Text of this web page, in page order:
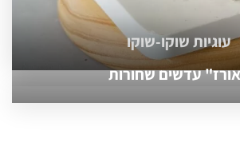
עוגיות שוקו-שוקו
עדשים שחורות